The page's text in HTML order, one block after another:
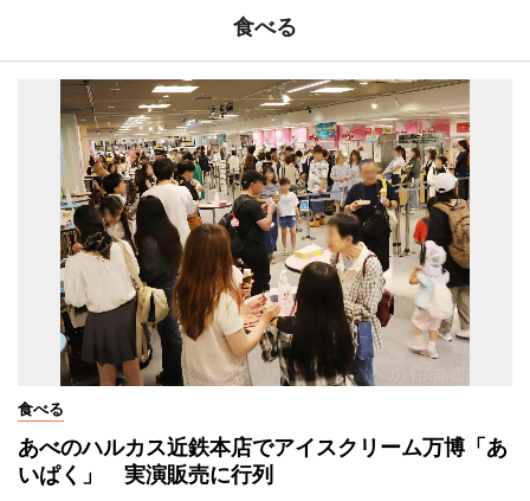
食べる
食べる
あべのハルカス近鉄本店でアイスクリーム万博「あ
いぱく」 実演販売に行列